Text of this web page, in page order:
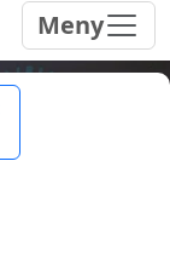
Meny